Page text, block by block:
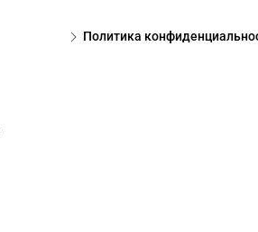
Политика